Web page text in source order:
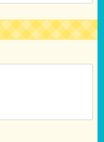
に愛された保育所づくり
己発揮しながらそれぞれ
所づくりを目指しており
、ゆったりと安心して楽
営みとしての食材や、調
うな働きかけを行うと共
体験を通して、乳幼児期
ッセージ】
応じた保育を目指しま